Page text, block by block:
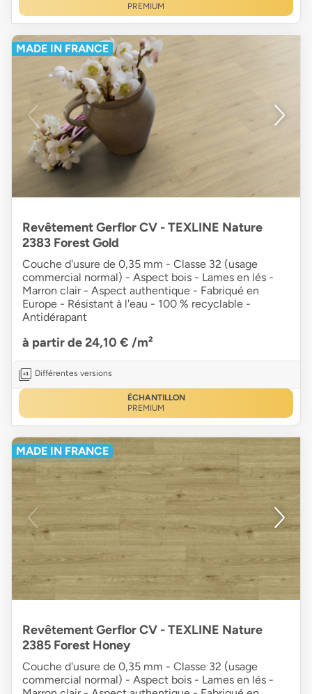
PREMIUM
MADE IN FRANCE
Revêtement Gerflor CV - TEXLINE Nature
2383 Forest Gold
Couche d'usure de 0,35 mm - Classe 32 (usage
commercial normal) - Aspect bois - Lames en lés -
Marron clair - Aspect authentique - Fabriqué en
Europe - Résistant à l'eau - 100 % recyclable -
Antidérapant
à partir de 24,10 € /m²
Différentes versions
ÉCHANTILLON
PREMIUM
MADE IN FRANCE
Revêtement Gerflor CV - TEXLINE Nature
2385 Forest Honey
Couche d'usure de 0,35 mm - Classe 32 (usage
commercial normal) - Aspect bois - Lames en lés -